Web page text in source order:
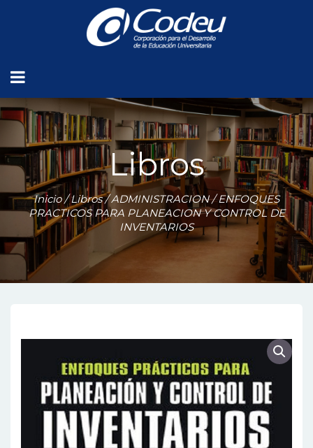
Libros
Inicio/Libros/ADMINISTRACION/ ENFOQUES
PRACTICOS PARA PLANEACION Y CONTROL DE
INVENTARIOS